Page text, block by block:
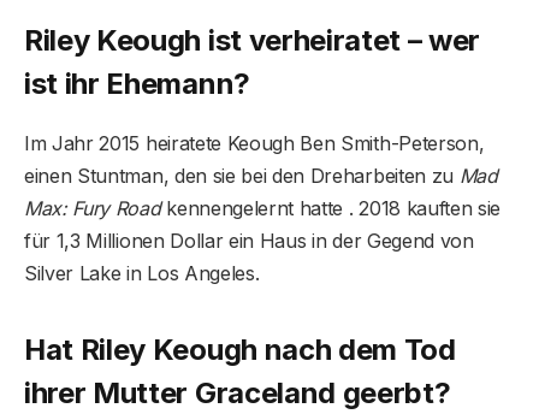
Riley Keough ist verheiratet – wer
ist ihr Ehemann?
Im Jahr 2015 heiratete Keough Ben Smith-Peterson,
einen Stuntman, den sie bei den Dreharbeiten zu Mad
Max: Fury Roadkennengelernt hatte . 2018 kauften sie
für 1,3 Millionen Dollar ein Haus in der Gegend von
Silver Lake in Los Angeles.
Hat Riley Keough nach dem Tod
ihrer Mutter Graceland geerbt?